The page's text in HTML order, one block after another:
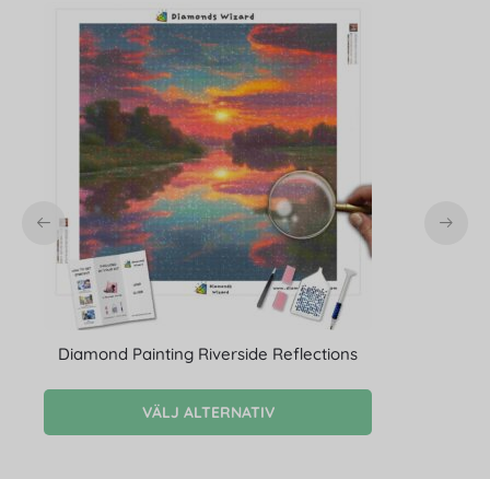
Diamond Painting Riverside Reflections
VÄLJ ALTERNATIV